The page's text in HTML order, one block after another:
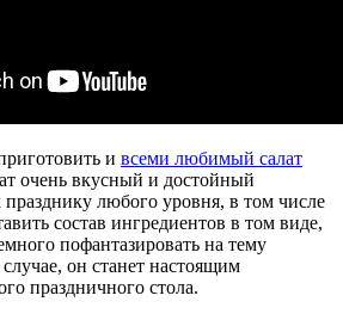
и всеми любимый салат
очень вкусный и достойный
празднику любого уровня, в том числе
состав ингредиентов в том виде,
пофантазировать на тему
он станет настоящим
праздничного стола.